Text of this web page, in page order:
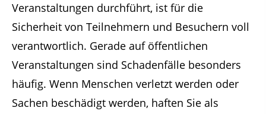
Veranstaltungen durchführt, ist für die
Sicherheit von Teilnehmern und Besuchern voll
verantwortlich. Gerade auf öffentlichen
Veranstaltungen sind Schadenfälle besonders
häufig. Wenn Menschen verletzt werden oder
Sachen beschädigt werden, haften Sie als